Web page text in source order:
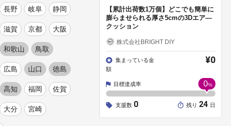
長野 岐阜 静岡
滋賀 京都 大阪
和歌山 鳥取
広島 山口 徳島
高知 福岡 佐賀
大分 宮崎
【累計出荷数1万個】どこでも簡単に
膨らませられる厚さ5cmの3Dエア―
クッション
株式会社BRIGHT DIY
集まっている金
額
¥0
目標達成率 0%
支援数 0 残り 24 日